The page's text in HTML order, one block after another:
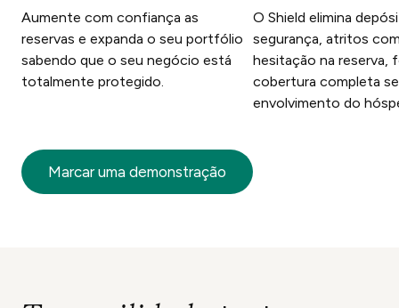
Aumente com confiança as
reservas e expanda o seu portfólio
sabendo que o seu negócio está
totalmente protegido.
O Shield elimina
segurança, atritos
hesitação na reserva,
cobertura completa
envolvimento do
Marcar uma demonstração